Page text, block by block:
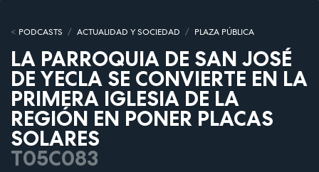
PODCASTS ACTUALIDAD Y SOCIEDAD PLAZA PÚBLICA
LA PARROQUIA DE SAN JOSÉ
DE YECLA SE CONVIERTE EN LA
PRIMERA IGLESIA DE LA
REGIÓN EN PONER PLACAS
SOLARES
T05C083